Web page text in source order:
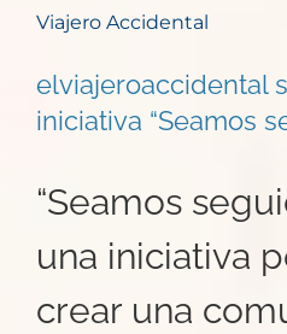
Viajero Accidental
elviajeroaccidental
iniciativa “Seamos
“Seamos
una iniciativa
crear una